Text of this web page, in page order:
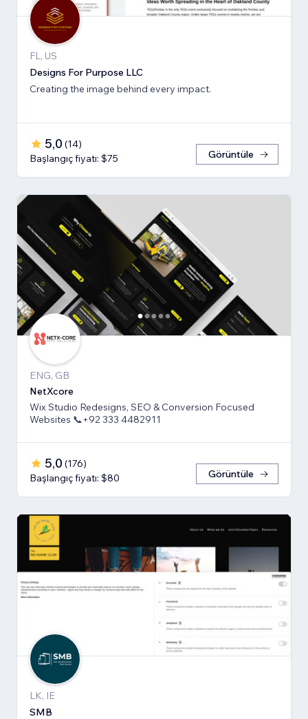
FL, US
Designs For Purpose LLC
Creating the image behind every impact.
5,0 (14)
Başlangıç fiyatı: $75
Görüntüle
ENG, GB
NetXcore
Wix Studio Redesigns, SEO & Conversion Focused
Websites 📞+92 333 4482911
5,0 (176)
Başlangıç fiyatı: $80
Görüntüle
LK, IE
SMB